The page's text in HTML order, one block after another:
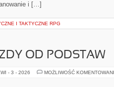
i […]
I TAKTYCZNE RPG
OD PODSTAW
- 3 - 2026 MOŻLIWOŚĆ